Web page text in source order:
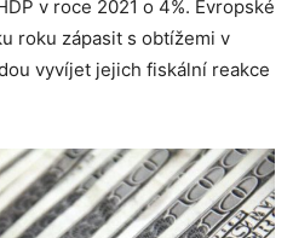
v roce 2021 o 4%. Evropské
roku zápasit s obtížemi v
vyvíjet jejich fiskální reakce